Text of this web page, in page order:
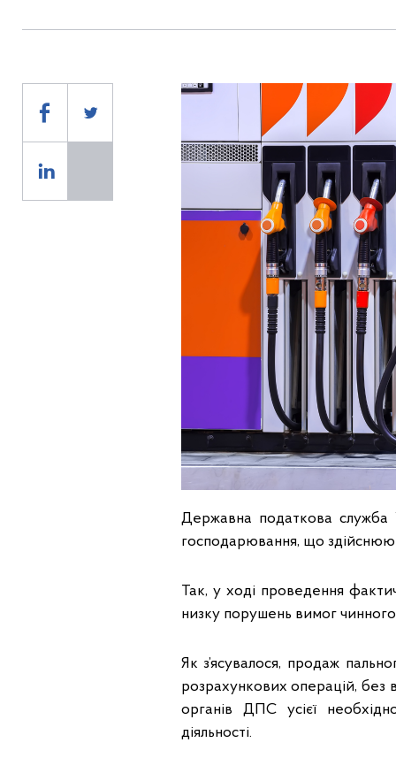
Державна податкова служба
господарювання, що
Так, у ході проведення
низку порушень вимог
Як з’ясувалося, продаж
розрахункових операцій, без
органів ДПС усієї
діяльності.